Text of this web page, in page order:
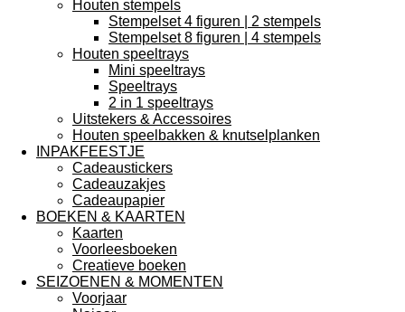
Houten stempels
Stempelset 4 figuren | 2 stempels
Stempelset 8 figuren | 4 stempels
Houten speeltrays
Mini speeltrays
Speeltrays
2 in 1 speeltrays
Uitstekers & Accessoires
Houten speelbakken & knutselplanken
INPAKFEESTJE
Cadeaustickers
Cadeauzakjes
Cadeaupapier
BOEKEN & KAARTEN
Kaarten
Voorleesboeken
Creatieve boeken
SEIZOENEN & MOMENTEN
Voorjaar